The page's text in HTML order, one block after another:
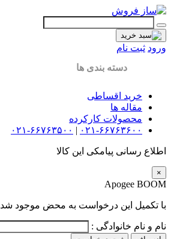
ورود ثبت نام
دسته بندی ها
خرید اقساطی
مقاله ها
محصولات کارکرده
۰۲۱-۶۶۷۶۳۶۰۰ | ۰۲۱-۶۶۷۶۳۵۰۰
اطلاع رسانی پیامکی این کالا
×
Apogee BOOM
با تکمیل این درخواست به محض موجود
نام و نام خانوادگی :